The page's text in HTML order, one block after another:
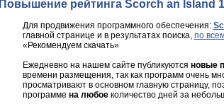
Повышение рейтинга Scorch an Island
Для продвижения программного обеспечения:
главной странице и в результатах поиска, по
«Рекомендуем скачать»
Ежедневно на нашем сайте публикуются новые
времени размещения, так как программ очень
просматривают в основном главную страницу,
программе на любоеколичество дней за